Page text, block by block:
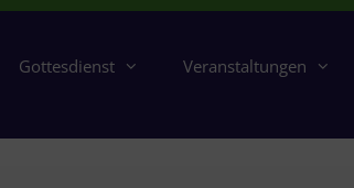
Gottesdienst Veranstaltungen